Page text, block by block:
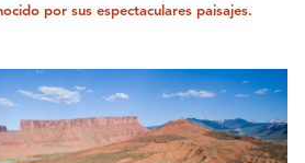
por sus espectaculares paisajes.